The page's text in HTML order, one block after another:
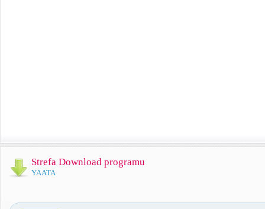
Strefa Download programu
YAATA